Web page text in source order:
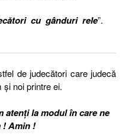
cu gânduri rele”.
de judecători care judecă
noi printre ei.
atenți la modul în care ne
! Amin !